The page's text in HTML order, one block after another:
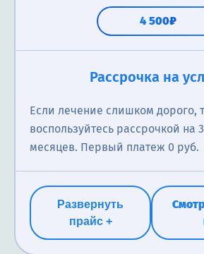
4 500₽
путем внутривенного вливания
растворов в кровь пациента для
алкогольной зависимости.
от 1 400₽
диагностику, назначить и
связанное с зависимостью или
1 800₽
Рассрочка на
Если лечение слишком дорого,
воспользуйтесь рассрочкой на
месяцев. Первый платеж 0 руб.
Развернуть
прайс +